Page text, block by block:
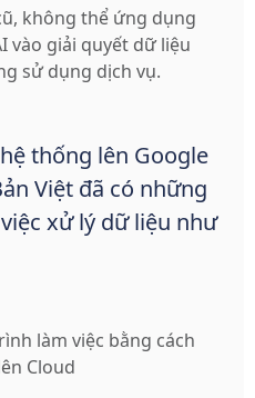
không thể ứng dụng
vào giải quyết dữ liệu
sử dụng dịch vụ.
thống lên Google
Việt đã có những
xử lý dữ liệu như
làm việc bằng cách
Cloud